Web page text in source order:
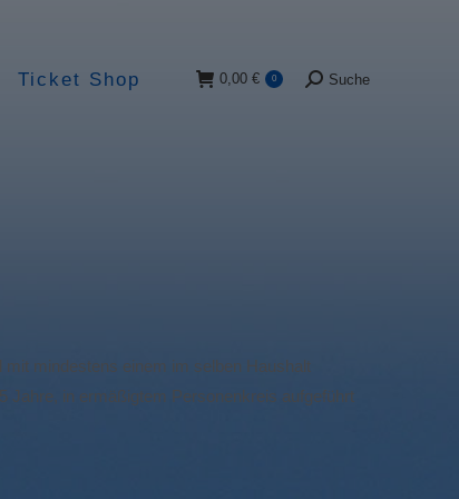
Ticket Shop 0,00 € 0 Suche:
Suche
mit mindestens einem im selben Haushalt
Jahre, in ermäßigtem Personenkreis aufgeführt